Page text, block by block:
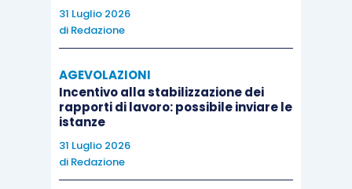
31 Luglio 2026
di Redazione
AGEVOLAZIONI
Incentivo alla stabilizzazione dei
rapporti di lavoro: possibile inviare le
istanze
31 Luglio 2026
di Redazione